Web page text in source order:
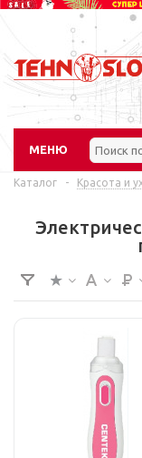
МЕНЮ
Каталог - Красота и